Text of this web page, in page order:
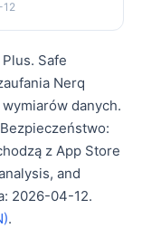
Safe
Nerq
danych.
z App Store
and
2026-04-12.
.